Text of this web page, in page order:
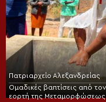
Πατριαρχείο Αλεξανδρείας
Ομαδικές βαπτίσεις από
εορτή της